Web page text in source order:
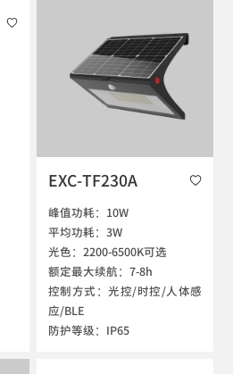
EXC-TF230A
峰值功耗：10W
平均功耗：3W
光色：2200-6500K可选
额定最大续航：7-8h
控制方式：光控/时控/人体感
应/BLE
防护等级：IP65